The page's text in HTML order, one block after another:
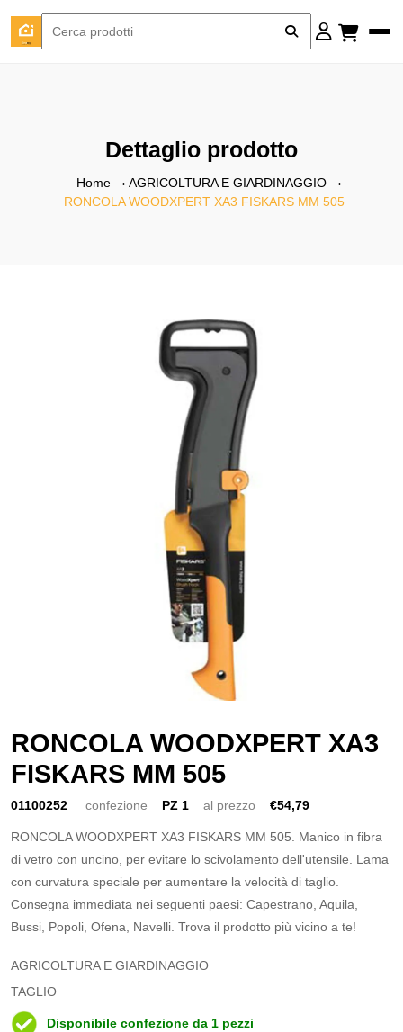
Dettaglio prodotto
Home
AGRICOLTURA E GIARDINAGGIO
RONCOLA WOODXPERT XA3 FISKARS MM 505
RONCOLA WOODXPERT XA3
FISKARS MM 505
01100252 confezione PZ 1 al prezzo €54,79
RONCOLA WOODXPERT XA3 FISKARS MM 505. Manico in fibra
di vetro con uncino, per evitare lo scivolamento dell'utensile. Lama
con curvatura speciale per aumentare la velocità di taglio.
Consegna immediata nei seguenti paesi: Capestrano, Aquila,
Bussi, Popoli, Ofena, Navelli. Trova il prodotto più vicino a te!
AGRICOLTURA E GIARDINAGGIO
TAGLIO
Disponibile confezione da 1 pezzi